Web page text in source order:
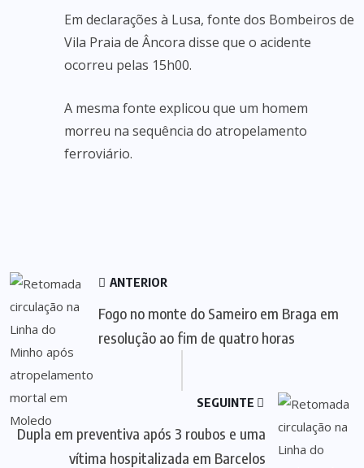
Em declarações à Lusa, fonte dos Bombeiros de
Vila Praia de Âncora disse que o acidente
ocorreu pelas 15h00.
A mesma fonte explicou que um homem
morreu na sequência do atropelamento
ferroviário.
ANTERIOR
Fogo no monte do Sameiro em Braga em
resolução ao fim de quatro horas
SEGUINTE
Dupla em preventiva após 3 roubos e uma
vítima hospitalizada em Barcelos